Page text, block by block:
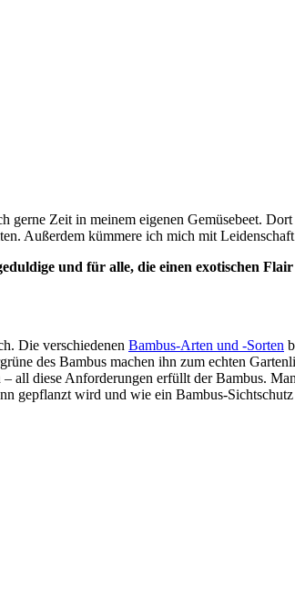
Zeit in meinem eigenen Gemüsebeet. Dort
Außerdem kümmere ich mich mit
und für alle, die einen exotischen
Die verschiedenen Bambus-Arten und -Sorten
des Bambus machen ihn zum echten
diese Anforderungen erfüllt der Bambus.
gepflanzt wird und wie ein Bambus-